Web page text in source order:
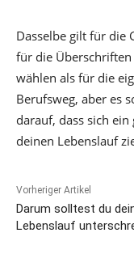
Dasselbe gilt für die
für die
wählen als für die
Berufsweg, aber es
darauf, dass sich
deinen Lebenslauf
Vorheriger Artikel
Darum solltest du
Lebenslauf